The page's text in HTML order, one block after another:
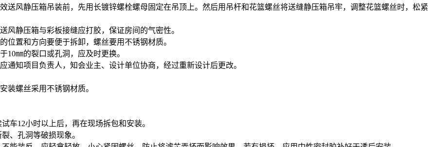
风静压箱吊装前，先用长镀锌螺栓螺母固定在吊顶上。然后用吊杆和花篮螺丝将送缝静压箱吊牢，调整花篮螺丝时，松紧
静压箱与彩板接缝应打胶，保证房间的气密性。
置和方向要便于拆卸，螺丝要用不锈钢材质。
㎜的裂口或孔洞，应及时更换。
知项目负责人，知会业主、设计单位协商，经过重新设计后更改。
装螺丝采用不锈钢材质。
12小时以上后，再在现场拆包和安装。
、孔洞等破损现象。